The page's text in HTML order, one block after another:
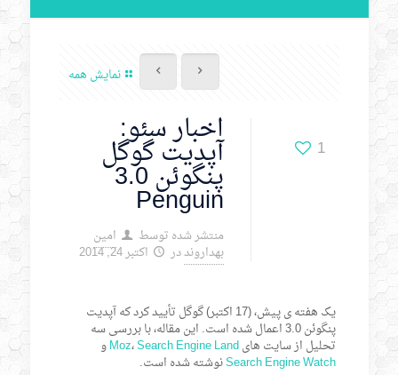
نمایش همه
1 اخبار سئو:
آپدیت گوگل
پنگوئن 3.0
Penguin
منتشر شده توسط امین
بهدارونددر اکتبر 24, 2014
یک هفته ی پیش، (17 اکتبر) گوگل تأیید کرد که آپدیت
پنگوئن 3.0 اعمال شده است. این مقاله، با بررسی سه
تحلیل از سایت های Moz،Search Engine Land و
Search Engine Watchنوشته شده است.